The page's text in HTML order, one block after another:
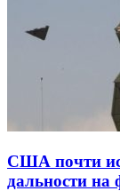
США почти
дальности